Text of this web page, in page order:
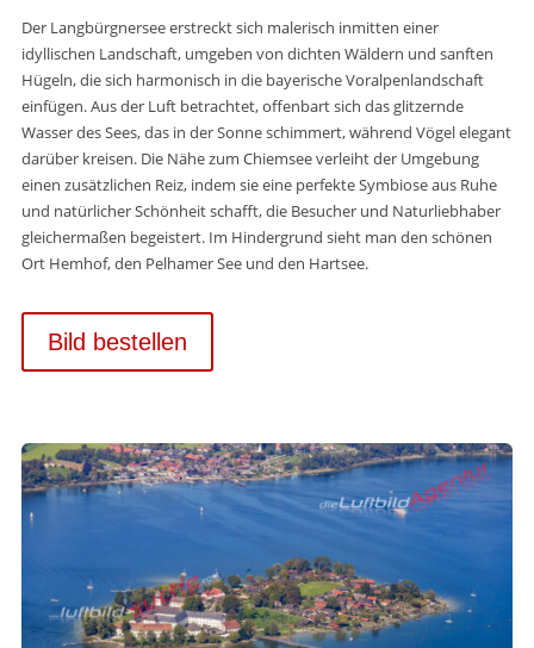
Der Langbürgnersee erstreckt sich malerisch inmitten einer
idyllischen Landschaft, umgeben von dichten Wäldern und sanften
Hügeln, die sich harmonisch in die bayerische Voralpenlandschaft
einfügen. Aus der Luft betrachtet, offenbart sich das glitzernde
Wasser des Sees, das in der Sonne schimmert, während Vögel elegant
darüber kreisen. Die Nähe zum Chiemsee verleiht der Umgebung
einen zusätzlichen Reiz, indem sie eine perfekte Symbiose aus Ruhe
und natürlicher Schönheit schafft, die Besucher und Naturliebhaber
gleichermaßen begeistert. Im Hindergrund sieht man den schönen
Ort Hemhof, den Pelhamer See und den Hartsee.
Bild bestellen